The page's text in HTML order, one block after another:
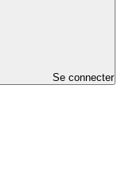
Se connecter